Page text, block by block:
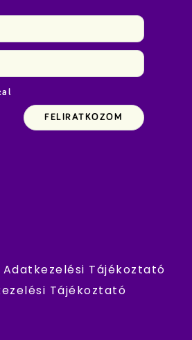
Adatkezelési Tájékoztató
Tájékoztató